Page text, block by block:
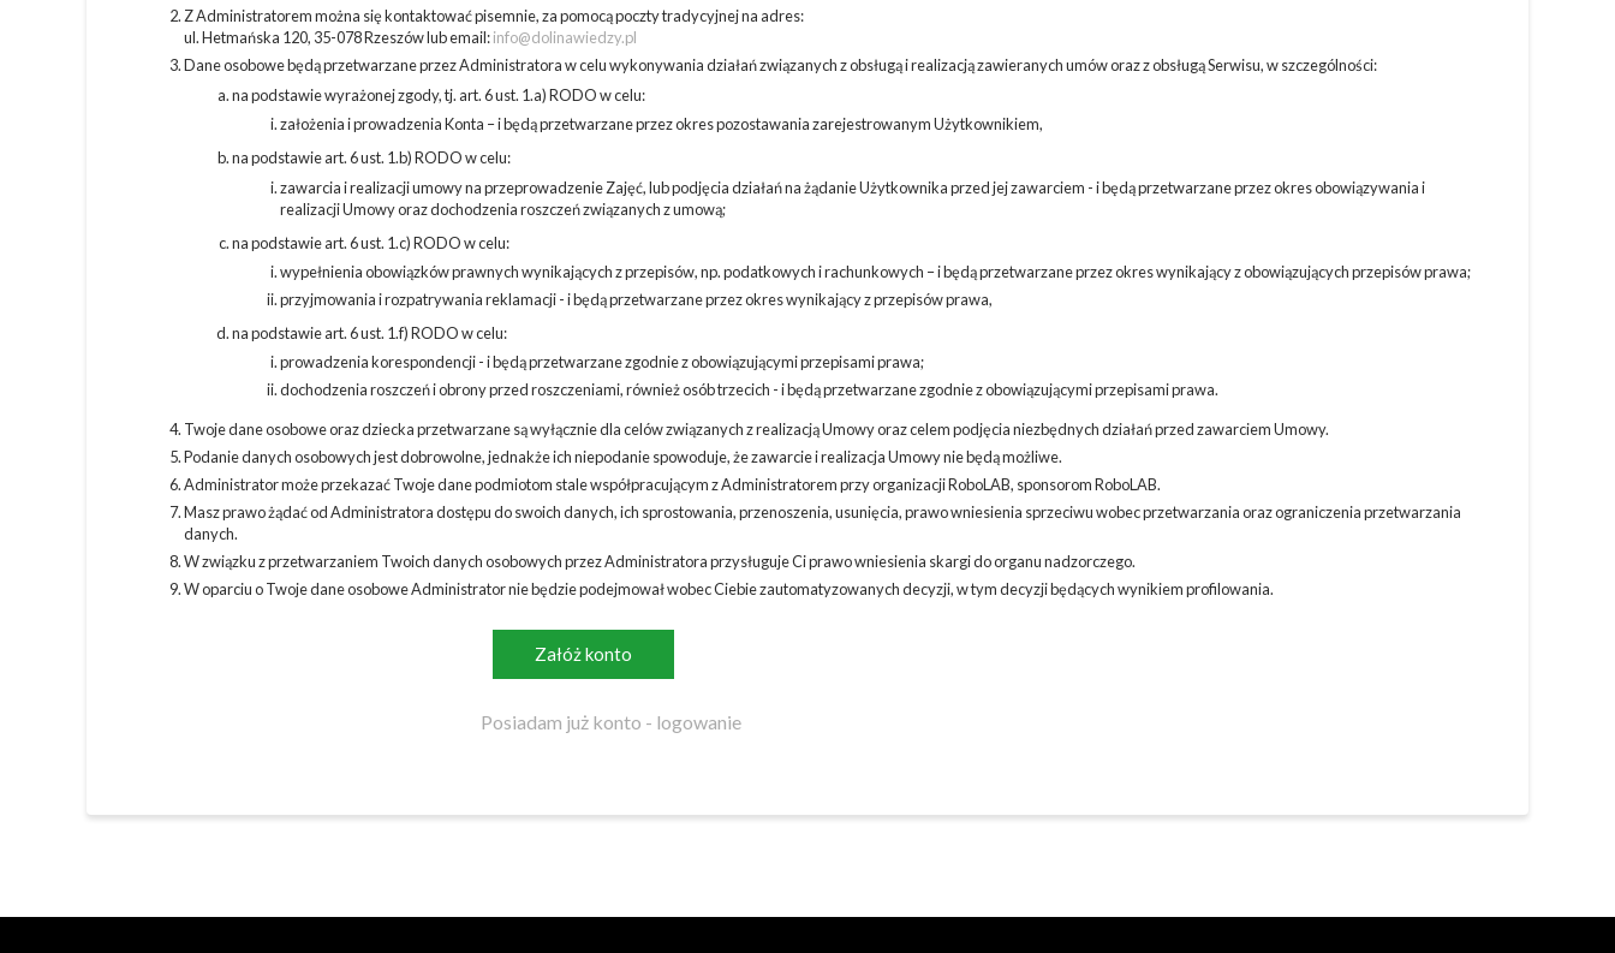
Z Administratorem można się kontaktować pisemnie, za pomocą poczty tradycyjnej na adres:
ul. Hetmańska 120, 35-078 Rzeszów lub email:info@dolinawiedzy.pl
Dane osobowe będą przetwarzane przez Administratora w celu wykonywania działań związanych z obsługą i realizacją zawieranych umów oraz z obsługą Serwisu, w szczególności:
na podstawie wyrażonej zgody, tj. art. 6 ust. 1.a) RODO w celu:
założenia i prowadzenia Konta – i będą przetwarzane przez okres pozostawania zarejestrowanym Użytkownikiem,
na podstawie art. 6 ust. 1.b) RODO w celu:
zawarcia i realizacji umowy na przeprowadzenie Zajęć, lub podjęcia działań na żądanie Użytkownika przed jej zawarciem - i będą przetwarzane przez okres obowiązywania i
realizacji Umowy oraz dochodzenia roszczeń związanych z umową;
na podstawie art. 6 ust. 1.c) RODO w celu:
wypełnienia obowiązków prawnych wynikających z przepisów, np. podatkowych i rachunkowych – i będą przetwarzane przez okres wynikający z obowiązujących przepisów prawa;
przyjmowania i rozpatrywania reklamacji - i będą przetwarzane przez okres wynikający z przepisów prawa,
na podstawie art. 6 ust. 1.f) RODO w celu:
prowadzenia korespondencji - i będą przetwarzane zgodnie z obowiązującymi przepisami prawa;
dochodzenia roszczeń i obrony przed roszczeniami, również osób trzecich - i będą przetwarzane zgodnie z obowiązującymi przepisami prawa.
Twoje dane osobowe oraz dziecka przetwarzane są wyłącznie dla celów związanych z realizacją Umowy oraz celem podjęcia niezbędnych działań przed zawarciem Umowy.
Podanie danych osobowych jest dobrowolne, jednakże ich niepodanie spowoduje, że zawarcie i realizacja Umowy nie będą możliwe.
Administrator może przekazać Twoje dane podmiotom stale współpracującym z Administratorem przy organizacji RoboLAB, sponsorom RoboLAB.
Masz prawo żądać od Administratora dostępu do swoich danych, ich sprostowania, przenoszenia, usunięcia, prawo wniesienia sprzeciwu wobec przetwarzania oraz ograniczenia przetwarzania
danych.
W związku z przetwarzaniem Twoich danych osobowych przez Administratora przysługuje Ci prawo wniesienia skargi do organu nadzorczego.
W oparciu o Twoje dane osobowe Administrator nie będzie podejmował wobec Ciebie zautomatyzowanych decyzji, w tym decyzji będących wynikiem profilowania.
Załóż konto
Posiadam już konto - logowanie